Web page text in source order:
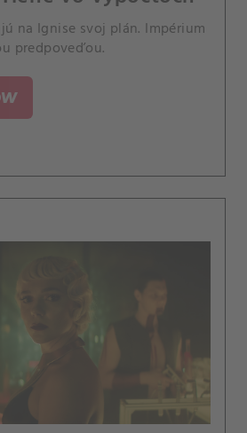
na Ignise svoj plán. Impérium
predpoveďou.